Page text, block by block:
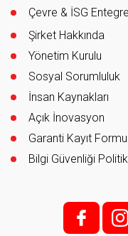
Çevre & İSG
Şirket Hakkında
Yönetim Kurulu
Sosyal Sorumluluk
İnsan Kaynakları
Açık İnovasyon
Garanti Kayıt Formu
Bilgi Güvenliği
f; i;